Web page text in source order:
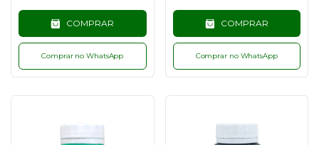
COMPRAR
Comprar no WhatsApp
COMPRAR
Comprar no WhatsApp